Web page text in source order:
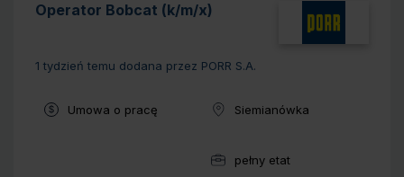
Operator Bobcat (k/m/x)
1 tydzień temu dodana przez PORR S.A.
Typ umowy:
Umowa o pracę Lokalizacja:
Siemianówka
Wymiar pracy:
pełny etat